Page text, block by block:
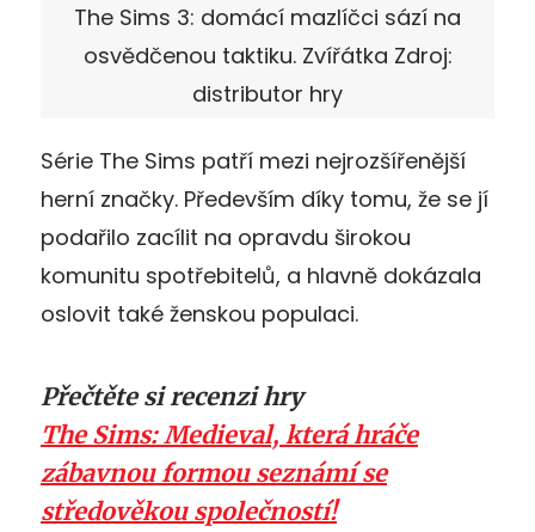
The Sims 3: domácí mazlíčci sází na
osvědčenou taktiku. Zvířátka Zdroj:
distributor hry
Série The Sims patří mezi nejrozšířenější
herní značky. Především díky tomu, že se jí
podařilo zacílit na opravdu širokou
komunitu spotřebitelů, a hlavně dokázala
oslovit také ženskou populaci.
Přečtěte si recenzi hry
The Sims: Medieval, která hráče
zábavnou formou seznámí se
středověkou společností!